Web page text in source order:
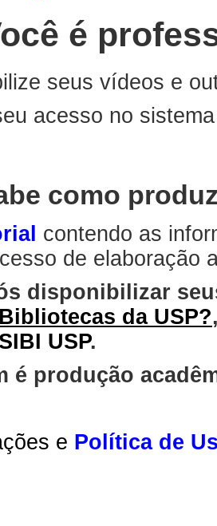
é
seus vídeos e
acesso no
como
contendo as
de elaboração
disponibilizar
da USP?
USP.
é produção
e Política de